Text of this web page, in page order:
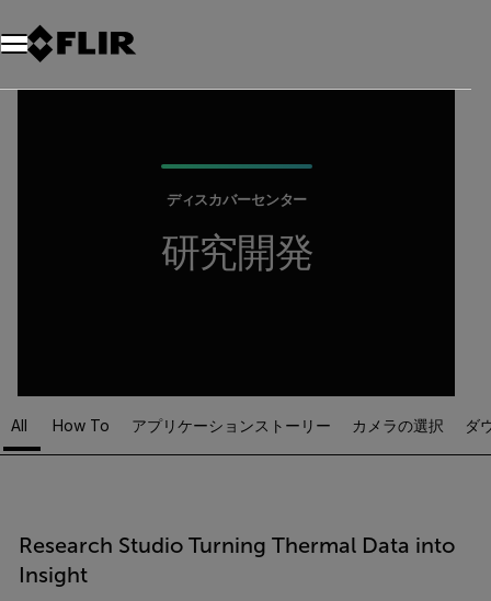
ディスカバーセンター
研究開発
Article Listing
All How To アプリケーションストーリー カメラの選択 ダ
Research Studio Turning Thermal Data into
Insight